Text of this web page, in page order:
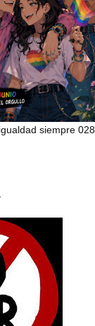
siempre 028